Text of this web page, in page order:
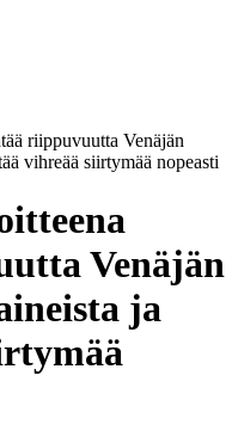
riippuvuutta Venäjän
vihreää siirtymää nopeasti
Venäjän
ja